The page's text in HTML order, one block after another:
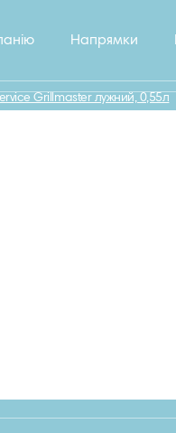
Напрямки
Grillmaster лужний, 0,55л